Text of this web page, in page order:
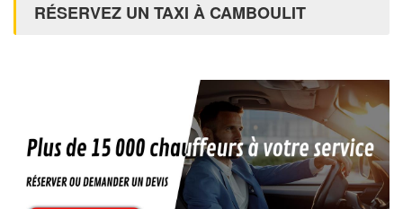
RÉSERVEZ UN TAXI À CAMBOULIT